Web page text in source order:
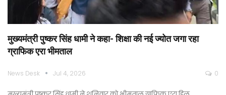
मुख्यमंत्री पुष्कर सिंह धामी ने कहा- शिक्षा की नई ज्योत जगा रहा
ग्राफिक एरा भीमताल
News Desk Jul 4, 2026 0